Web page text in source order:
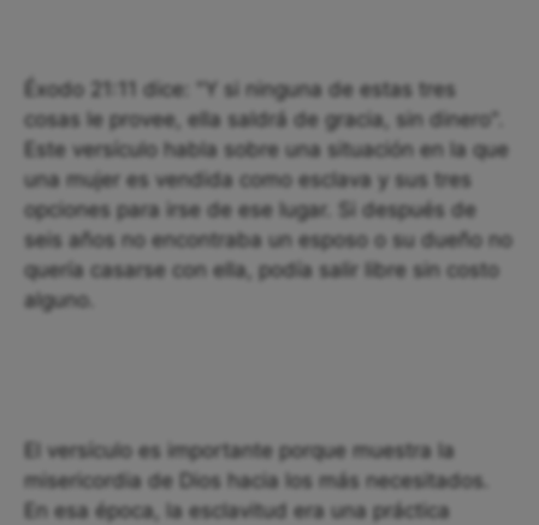
Éxodo 21:11 dice: "Y si ninguna de estas tres
cosas le provee, ella saldrá de gracia, sin dinero".
Este versículo habla sobre una situación en la que
una mujer es vendida como esclava y sus tres
opciones para irse de ese lugar. Si después de
seis años no encontraba un esposo o su dueño no
quería casarse con ella, podía salir libre sin costo
alguno.
El versículo es importante porque muestra la
misericordia de Dios hacia los más necesitados.
En esa época, la esclavitud era una práctica